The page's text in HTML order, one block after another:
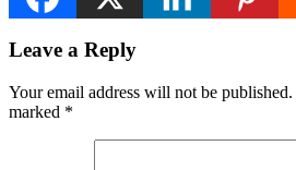
Leave a Reply
Your email address will not be published.
marked *